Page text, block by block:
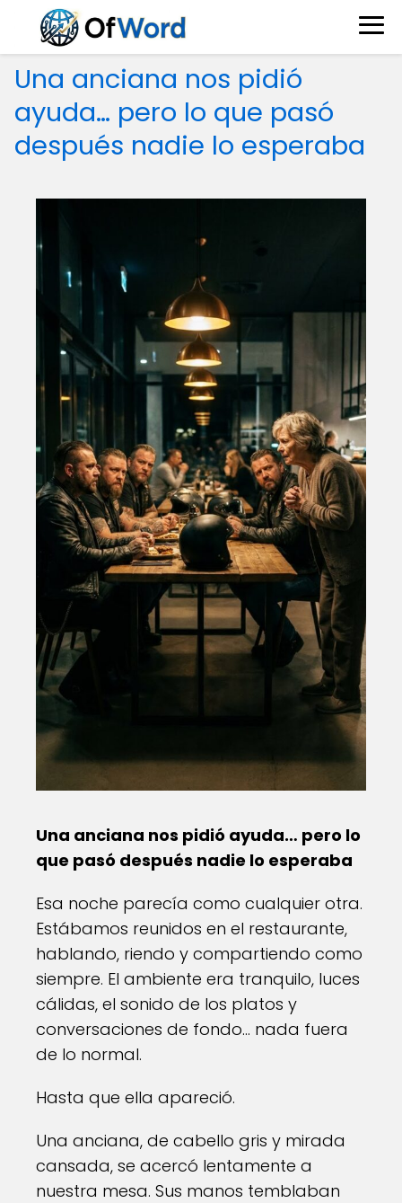
Una anciana nos pidió
ayuda… pero lo que pasó
después nadie lo esperaba
Una anciana nos pidió ayuda… pero lo
que pasó después nadie lo esperaba
Esa noche parecía como cualquier otra.
Estábamos reunidos en el restaurante,
hablando, riendo y compartiendo como
siempre. El ambiente era tranquilo, luces
cálidas, el sonido de los platos y
conversaciones de fondo… nada fuera
de lo normal.
Hasta que ella apareció.
Una anciana, de cabello gris y mirada
cansada, se acercó lentamente a
nuestra mesa. Sus manos temblaban